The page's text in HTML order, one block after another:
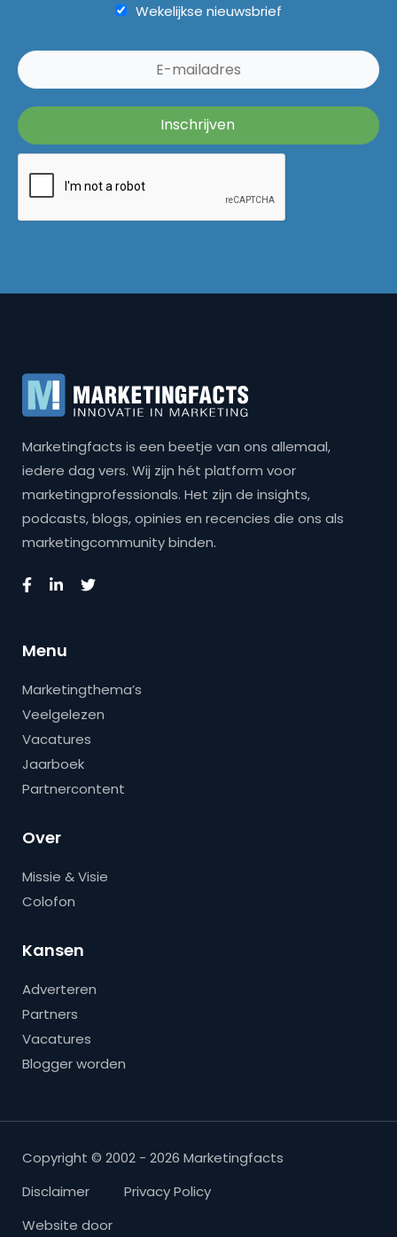
Wekelijkse nieuwsbrief
Marketingfacts is een beetje van ons allemaal,
iedere dag vers. Wij zijn hét platform voor
marketingprofessionals. Het zijn de insights,
podcasts, blogs, opinies en recencies die ons als
marketingcommunity binden.
Menu
Marketingthema’s
Veelgelezen
Vacatures
Jaarboek
Partnercontent
Over
Missie & Visie
Colofon
Kansen
Adverteren
Partners
Vacatures
Blogger worden
Copyright © 2002 - 2026 Marketingfacts
Disclaimer
Privacy Policy
Website door